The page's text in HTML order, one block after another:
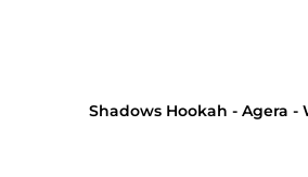
Shadows Hookah - Agera -